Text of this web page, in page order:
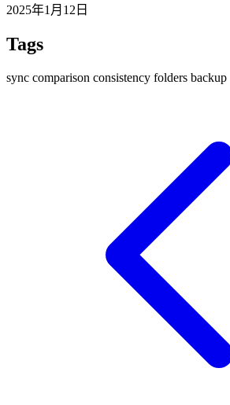
2025年1月12日
Tags
sync comparison consistency folders backup